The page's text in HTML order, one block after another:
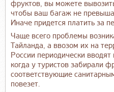
фруктов, вы можете
чтобы ваш багаж не
Иначе придется платить за
Чаще всего проблемы
Тайланда, а ввозом их на
России периодически
когда у туристов забирали
соответствующие
повезет.